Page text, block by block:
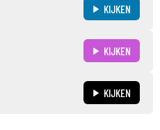
KIJKEN
KIJKEN
KIJKEN